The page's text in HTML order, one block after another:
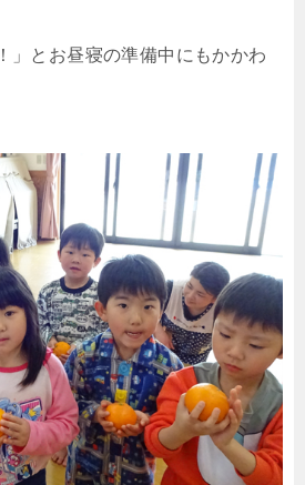
」とお昼寝の準備中にもかかわ